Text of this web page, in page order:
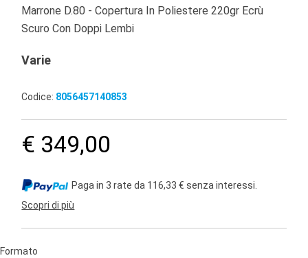
Marrone D.80 - Copertura In Poliestere 220gr Ecrù
Scuro Con Doppi Lembi
Varie
Codice: 8056457140853
€ 349,00
Paga in 3 rate da 116,33 € senza interessi.
Scopri di più
Formato